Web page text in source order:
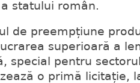
statului român.
de preempțiune
superioară a
special pentru
o primă licitație,